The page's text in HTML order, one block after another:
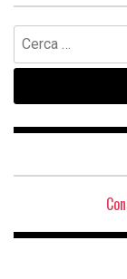
Ricerca
per: